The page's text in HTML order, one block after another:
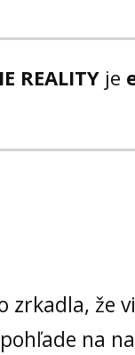
REALITY je
zrkadla, že
na